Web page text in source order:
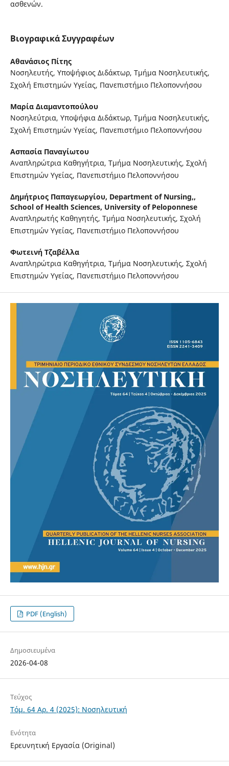
ασθενών.
Βιογραφικά Συγγραφέων
Αθανάσιος Πίτης
Νοσηλευτής, Υποψήφιος Διδάκτωρ, Τμήμα Νοσηλευτικής,
Σχολή Επιστημών Υγείας, Πανεπιστήμιο Πελοποννήσου
Μαρία Διαμαντοπούλου
Νοσηλεύτρια, Υποψήφια Διδάκτωρ, Τμήμα Νοσηλευτικής,
Σχολή Επιστημών Υγείας, Πανεπιστήμιο Πελοποννήσου
Ασπασία Παναγίωτου
Αναπληρώτρια Καθηγήτρια, Τμήμα Νοσηλευτικής, Σχολή
Επιστημών Υγείας, Πανεπιστήμιο Πελοποννήσου
Δημήτριος Παπαγεωργίου, Department of Nursing,,
School of Health Sciences, University of Peloponnese
Αναπληρωτής Καθηγητής, Τμήμα Νοσηλευτικής, Σχολή
Επιστημών Υγείας, Πανεπιστήμιο Πελοποννήσου
Φωτεινή Τζαβέλλα
Αναπληρώτρια Καθηγήτρια, Τμήμα Νοσηλευτικής, Σχολή
Επιστημών Υγείας, Πανεπιστήμιο Πελοποννήσου
PDF (English)
Δημοσιευμένα
2026-04-08
Τεύχος
Τόμ. 64 Αρ. 4 (2025): Νοσηλευτική
Ενότητα
Ερευνητική Εργασία (Original)